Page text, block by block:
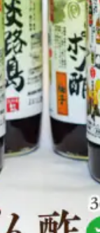
知識
集
とは